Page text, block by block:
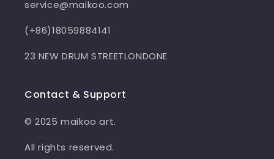
service@maikoo.com
(+86)18059884141
23 NEW DRUM STREETLONDONE
Contact & Support
© 2025 maikoo art.
All rights reserved.